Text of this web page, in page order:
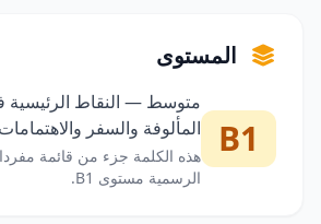
المستوى
B1
متوسط — النقاط الرئيسية
المألوفة والسفر
هذه الكلمة جزء من قائمة
الرسمية مستوى B1.